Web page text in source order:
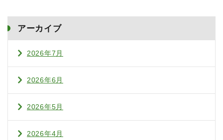
アーカイブ
2026年7月
2026年6月
2026年5月
2026年4月